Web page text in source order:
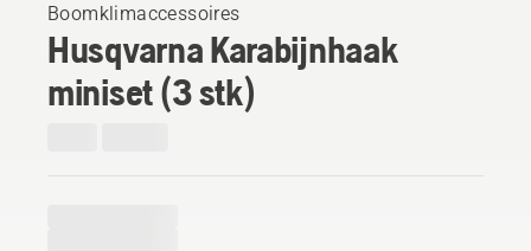
Boomklimaccessoires
Husqvarna Karabijnhaak
miniset (3 stk)